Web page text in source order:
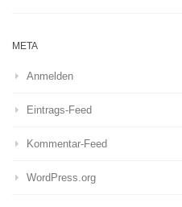
META
Anmelden
Eintrags-Feed
Kommentar-Feed
WordPress.org